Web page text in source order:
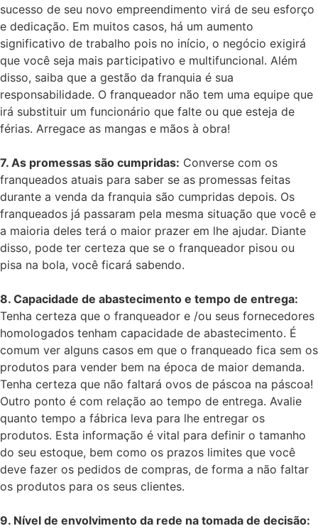
sucesso de seu novo empreendimento virá de seu esforço
e dedicação. Em muitos casos, há um aumento
significativo de trabalho pois no início, o negócio exigirá
que você seja mais participativo e multifuncional. Além
disso, saiba que a gestão da franquia é sua
responsabilidade. O franqueador não tem uma equipe que
irá substituir um funcionário que falte ou que esteja de
férias. Arregace as mangas e mãos à obra!
7. As promessas são cumpridas: Converse com os
franqueados atuais para saber se as promessas feitas
durante a venda da franquia são cumpridas depois. Os
franqueados já passaram pela mesma situação que você e
a maioria deles terá o maior prazer em lhe ajudar. Diante
disso, pode ter certeza que se o franqueador pisou ou
pisa na bola, você ficará sabendo.
8. Capacidade de abastecimento e tempo de entrega:
Tenha certeza que o franqueador e /ou seus fornecedores
homologados tenham capacidade de abastecimento. É
comum ver alguns casos em que o franqueado fica sem os
produtos para vender bem na época de maior demanda.
Tenha certeza que não faltará ovos de páscoa na páscoa!
Outro ponto é com relação ao tempo de entrega. Avalie
quanto tempo a fábrica leva para lhe entregar os
produtos. Esta informação é vital para definir o tamanho
do seu estoque, bem como os prazos limites que você
deve fazer os pedidos de compras, de forma a não faltar
os produtos para os seus clientes.
9. Nível de envolvimento da rede na tomada de decisão: